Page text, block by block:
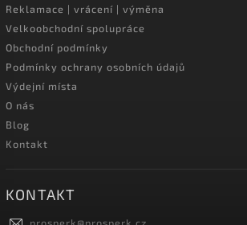
Reklamace | vrácení | výměna
Velkoobchodní spolupráce
Obchodní podmínky
Podmínky ochrany osobních údajů
Výdejní místa
O nás
Blog
Kontakt
KONTAKT